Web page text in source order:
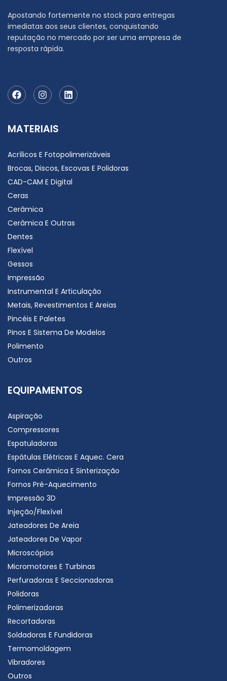
Apostando fortemente no stock para entregas
imediatas aos seus clientes, conquistando
reputação no mercado por ser uma empresa de
resposta rápida.
MATERIAIS
Acrílicos E Fotopolimerizáveis
Brocas, Discos, Escovas E Polidoras
CAD-CAM E Digital
Ceras
Cerâmica
Cerâmica E Outras
Dentes
Flexível
Gessos
Impressão
Instrumental E Articulação
Metais, Revestimentos E Areias
Pincéis E Paletes
Pinos E Sistema De Modelos
Polimento
Outros
EQUIPAMENTOS
Aspiração
Compressores
Espatuladoras
Espátulas Elétricas E Aquec. Cera
Fornos Cerâmica E Sinterização
Fornos Pré-Aquecimento
Impressão 3D
Injeção/Flexível
Jateadores De Areia
Jateadores De Vapor
Microscópios
Micromotores E Turbinas
Perfuradoras E Seccionadoras
Polidoras
Polimerizadoras
Recortadoras
Soldadoras E Fundidoras
Termomoldagem
Vibradores
Outros